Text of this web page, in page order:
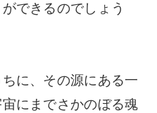
できるのでしょう
に、その源にある一
にまでさかのぼる魂